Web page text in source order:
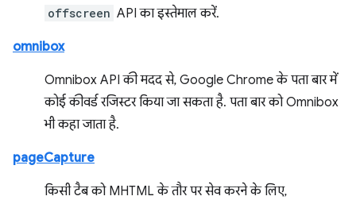
offscreen API का इस्तेमाल करें.
omnibox
Omnibox API की मदद से, Google Chrome के पता बार में
कोई कीवर्ड रजिस्टर किया जा सकता है. पता बार को Omnibox
भी कहा जाता है.
pageCapture
किसी टैब को MHTML के तौर पर सेव करने के लिए,